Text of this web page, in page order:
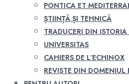
PONTICA ET
ȘTIINȚĂ ȘI TEHNICĂ
TRADUCERI DIN
UNIVERSITAS
CAHIERS DE L’ECHINOX
REVISTE DIN DOMENIUL